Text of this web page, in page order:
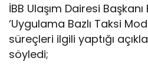
İBB Ulaşım Dairesi Başkanı
‘Uygulama Bazlı Taksi
süreçleri ilgili yaptığı
söyledi;